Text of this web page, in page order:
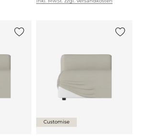
Customise